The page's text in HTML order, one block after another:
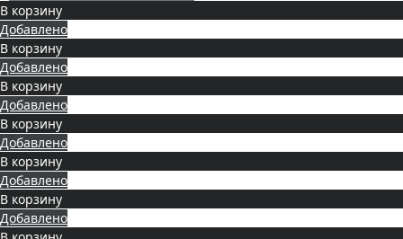
В корзину
Добавлено
В корзину
Добавлено
В корзину
Добавлено
В корзину
Добавлено
В корзину
Добавлено
В корзину
Добавлено